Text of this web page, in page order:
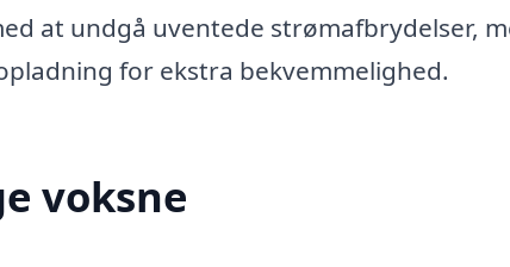
at undgå uventede strømafbrydelser,
for ekstra bekvemmelighed.
voksne